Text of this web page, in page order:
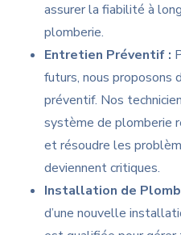
assurer la fiabilité à
plomberie.
Entretien Préventif :
futurs, nous proposons
préventif. Nos
système de plomberie
et résoudre les
deviennent critiques.
Installation de
d’une nouvelle